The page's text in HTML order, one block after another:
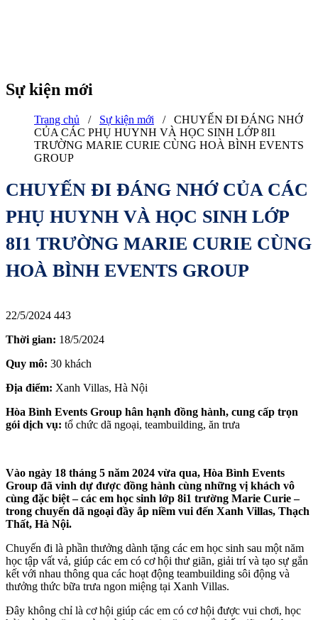
Sự kiện mới
Trang chủ / Sự kiện mới / CHUYẾN ĐI ĐÁNG NHỚ
CỦA CÁC PHỤ HUYNH VÀ HỌC SINH LỚP 8I1
TRƯỜNG MARIE CURIE CÙNG HOÀ BÌNH EVENTS
GROUP
CHUYẾN ĐI ĐÁNG NHỚ CỦA CÁC
PHỤ HUYNH VÀ HỌC SINH LỚP
8I1 TRƯỜNG MARIE CURIE CÙNG
HOÀ BÌNH EVENTS GROUP
22/5/2024 443
Thời gian: 18/5/2024
Quy mô: 30 khách
Địa điểm: Xanh Villas, Hà Nội
Hòa Bình Events Group hân hạnh đồng hành, cung cấp trọn
gói dịch vụ: tổ chức dã ngoại, teambuilding, ăn trưa
Vào ngày 18 tháng 5 năm 2024 vừa qua, Hòa Bình Events
Group đã vinh dự được đồng hành cùng những vị khách vô
cùng đặc biệt – các em học sinh lớp 8i1 trường Marie Curie –
trong chuyến dã ngoại đầy ắp niềm vui đến Xanh Villas, Thạch
Thất, Hà Nội.
Chuyến đi là phần thưởng dành tặng các em học sinh sau một năm
học tập vất vả, giúp các em có cơ hội thư giãn, giải trí và tạo sự gắn
kết với nhau thông qua các hoạt động teambuilding sôi động và
thưởng thức bữa trưa ngon miệng tại Xanh Villas.
Đây không chỉ là cơ hội giúp các em có cơ hội được vui chơi, học